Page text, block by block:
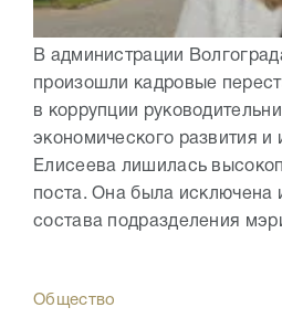
В администрации
произошли кадровые
в коррупции
экономического развития и
Елисеева лишилась
поста. Она была исключена
состава подразделения
Общество